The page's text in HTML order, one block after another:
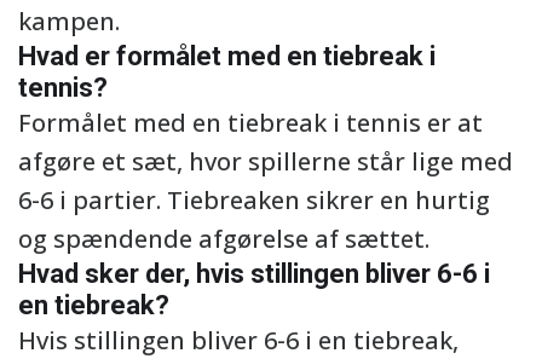
kampen.
Hvad er formålet med en tiebreak i
tennis?
Formålet med en tiebreak i tennis er at
afgøre et sæt, hvor spillerne står lige med
6-6 i partier. Tiebreaken sikrer en hurtig
og spændende afgørelse af sættet.
Hvad sker der, hvis stillingen bliver 6-6 i
en tiebreak?
Hvis stillingen bliver 6-6 i en tiebreak,